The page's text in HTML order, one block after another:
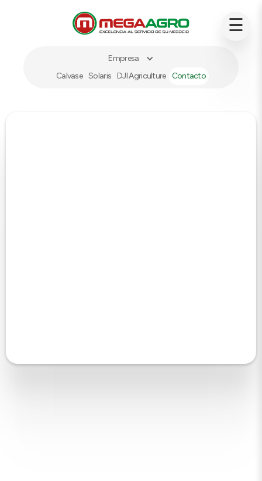
Empresa
Calvase Solaris DJI Agriculture Contacto
☰